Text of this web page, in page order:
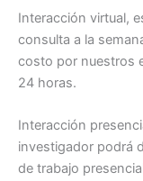
Interacción virtual,
consulta a la
costo por nuestros
24 horas.
Interacción
investigador podrá
de trabajo